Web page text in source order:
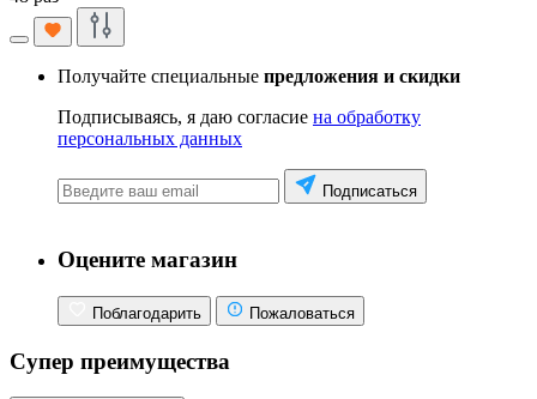
Получайте специальные предложения и скидки
Подписываясь, я даю согласие на обработку
персональных данных
Подписаться
Оцените магазин
Поблагодарить Пожаловаться
Супер преимущества